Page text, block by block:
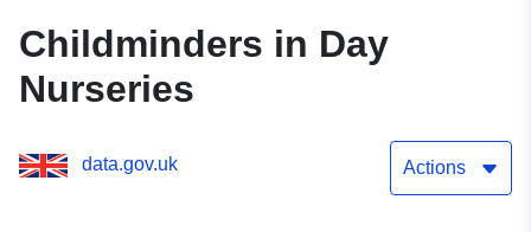
Childminders in Day
Nurseries
data.gov.uk Actions